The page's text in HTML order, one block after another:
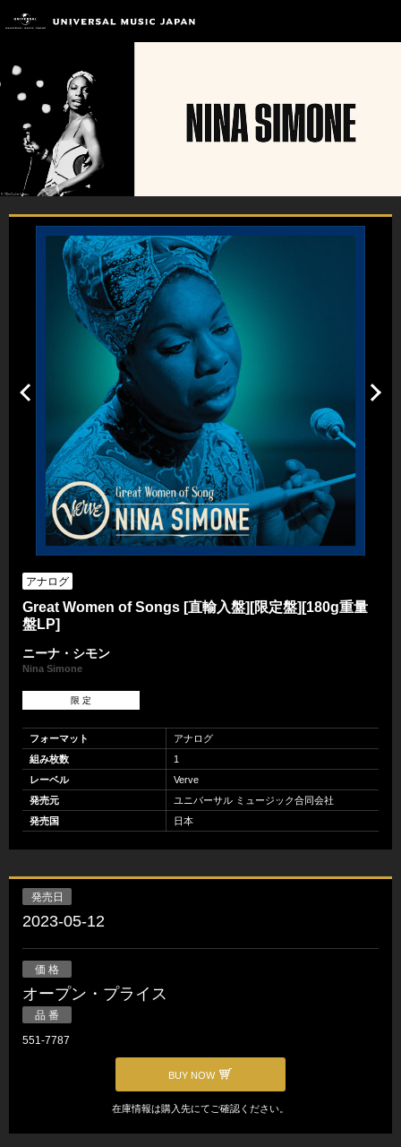
アナログ
Great Women of Songs [直輸入盤][限定盤][180g重量
盤LP]
ニーナ・シモン
Nina Simone
限 定
フォーマット
アナログ
組み枚数
1
レーベル
Verve
発売元
ユニバーサル ミュージック合同会社
発売国
日本
発売日
2023-05-12
価 格
オープン・プライス
品 番
551-7787
BUY NOW
在庫情報は購入先にてご確認ください。